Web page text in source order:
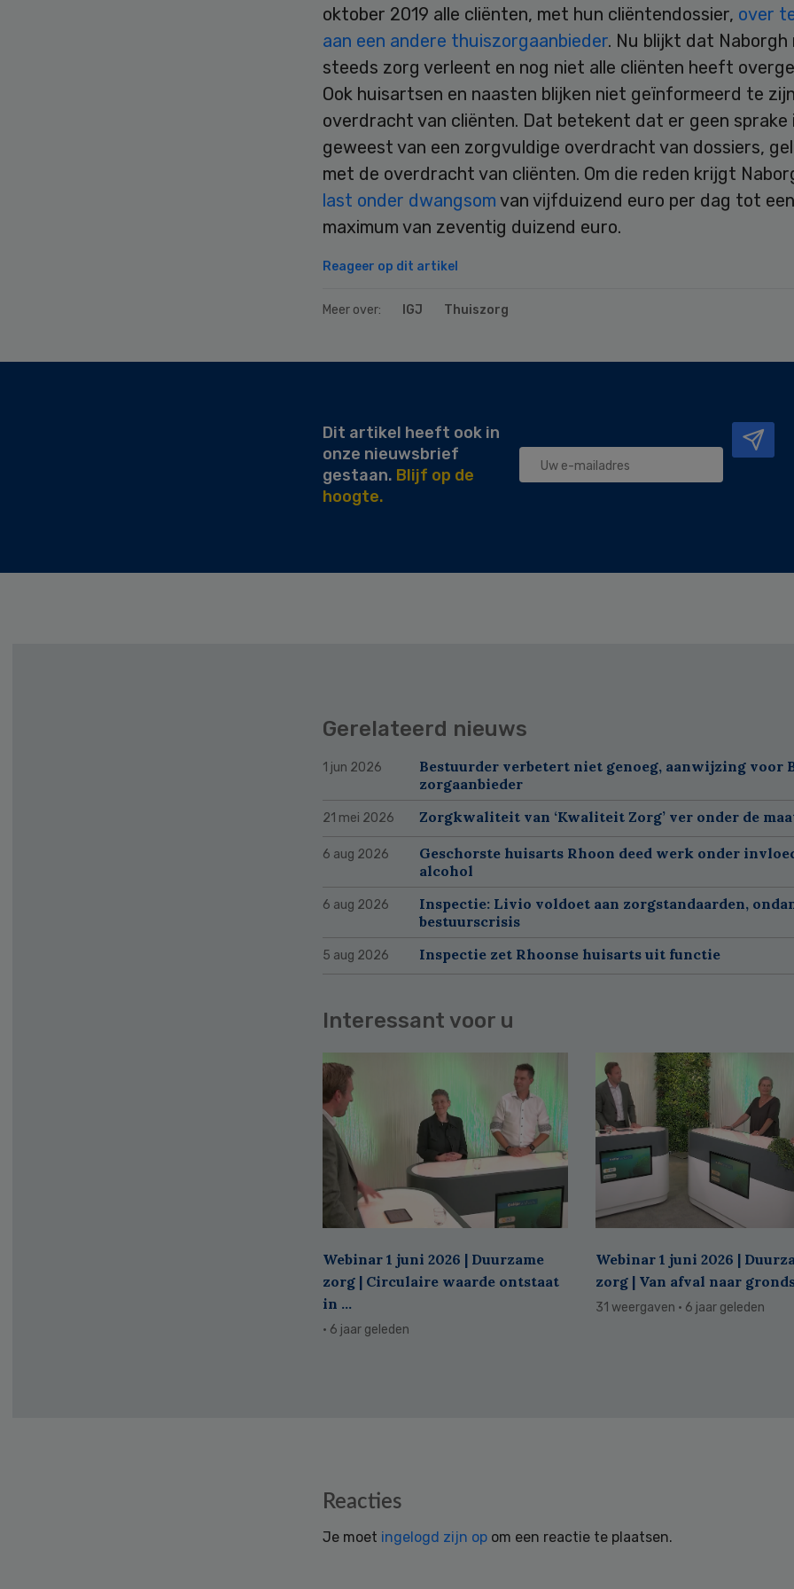
oktober 2019 alle cliënten, met hun cliëntendossier, over
aan een andere thuiszorgaanbieder. Nu blijkt dat Naborgh
steeds zorg verleent en nog niet alle cliënten heeft
Ook huisartsen en naasten blijken niet geïnformeerd te
overdracht van cliënten. Dat betekent dat er geen sprake
geweest van een zorgvuldige overdracht van dossiers,
met de overdracht van cliënten. Om die reden krijgt
last onder dwangsom van vijfduizend euro per dag tot een
maximum van zeventig duizend euro.
Reageer op dit artikel
Meer over: IGJ Thuiszorg
Dit artikel heeft ook in
onze nieuwsbrief
gestaan. Blijf op de
hoogte.
Gerelateerd nieuws
1 jun 2026
Bestuurder verbetert niet genoeg, aanwijzing voor
zorgaanbieder
21 mei 2026 Zorgkwaliteit van ‘Kwaliteit Zorg’ ver onder de
6 aug 2026
Geschorste huisarts Rhoon deed werk onder
alcohol
6 aug 2026
Inspectie: Livio voldoet aan zorgstandaarden,
bestuurscrisis
5 aug 2026 Inspectie zet Rhoonse huisarts uit functie
Interessant voor u
Webinar 1 juni 2026 | Duurzame
zorg | Circulaire waarde ontstaat
in ...
· 6 jaar geleden
Webinar 1 juni 2026 |
zorg | Van afval naar
31 weergaven · 6 jaar geleden
Reacties
Je moet ingelogd zijn op om een reactie te plaatsen.